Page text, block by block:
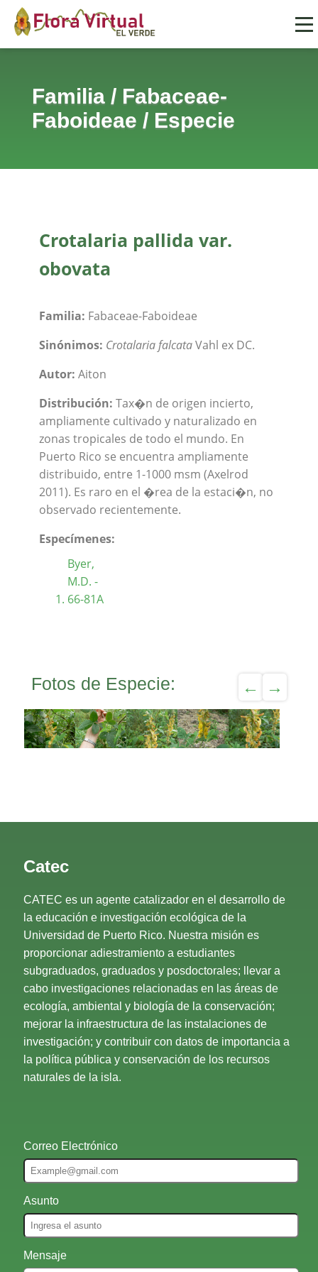
Familia/ Fabaceae-
Faboideae / Especie
Crotalaria pallida var.
obovata
Familia: Fabaceae-Faboideae
Sinónimos: Crotalaria falcataVahl ex DC.
Autor: Aiton
Distribución: Tax�n de origen incierto,
ampliamente cultivado y naturalizado en
zonas tropicales de todo el mundo. En
Puerto Rico se encuentra ampliamente
distribuido, entre 1-1000 msm (Axelrod
2011). Es raro en el �rea de la estaci�n, no
observado recientemente.
Especímenes:
Byer,
M.D. -
66-81A
Fotos de Especie:
Catec
CATEC es un agente catalizador en el desarrollo de
la educación e investigación ecológica de la
Universidad de Puerto Rico. Nuestra misión es
proporcionar adiestramiento a estudiantes
subgraduados, graduados y posdoctorales; llevar a
cabo investigaciones relacionadas en las áreas de
ecología, ambiental y biología de la conservación;
mejorar la infraestructura de las instalaciones de
investigación; y contribuir con datos de importancia a
la política pública y conservación de los recursos
naturales de la isla.
Correo Electrónico
Asunto
Mensaje